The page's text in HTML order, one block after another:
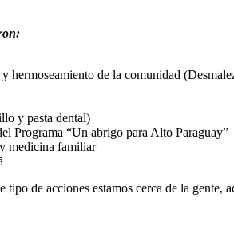
hermoseamiento de la comunidad
y pasta dental)
Programa “Un abrigo para Alto Paraguay”
medicina familiar
tipo de acciones estamos cerca de la